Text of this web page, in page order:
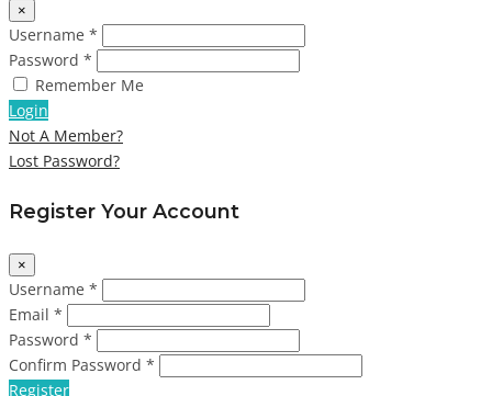
×
Username *
Password *
Remember Me
Login
Not A Member?
Lost Password?
Register Your Account
×
Username *
Email *
Password *
Confirm Password *
Register